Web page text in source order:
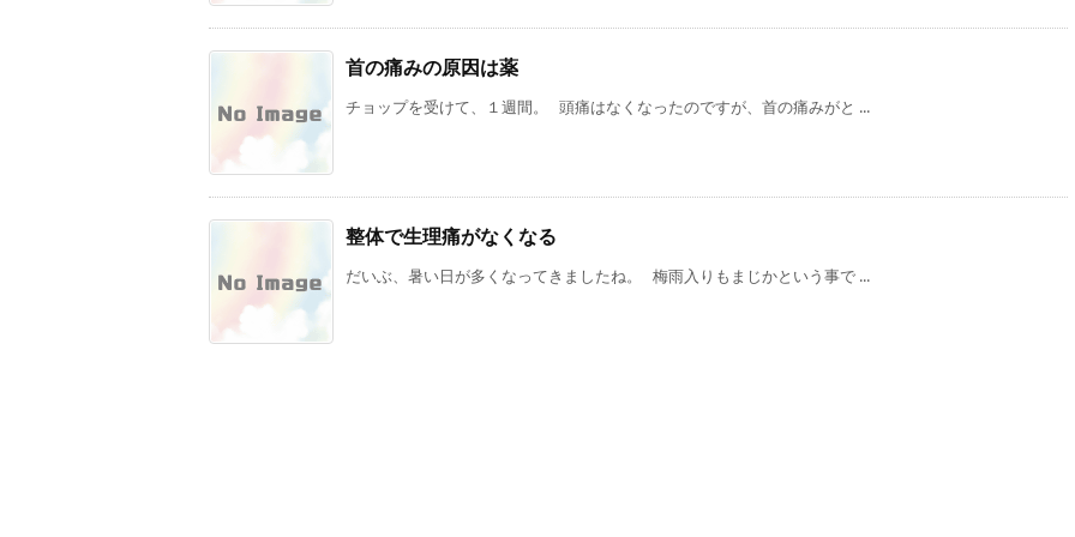
首の痛みの原因は薬
チョップを受けて、１週間。 頭痛はなくなったのですが、首の痛みがと ...
整体で生理痛がなくなる
だいぶ、暑い日が多くなってきましたね。 梅雨入りもまじかという事で ...